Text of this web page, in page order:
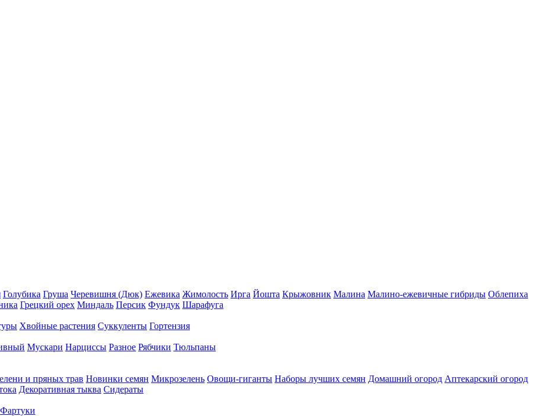
Голубика Груша Черевишня (Дюк) Ежевика Жимолость Ирга Йошта Крыжовник Малина Малино-ежевичные гибриды Облепиха
Грецкий орех Миндаль Персик Фундук Шарафуга
Хвойные растения Суккуленты Гортензия
Мускари Нарциссы Разное Рябчики Тюльпаны
и пряных трав Новинки семян Микрозелень Овощи-гиганты Наборы лучших семян Домашний огород Аптекарский огород
Декоративная тыква Сидераты
Фартуки